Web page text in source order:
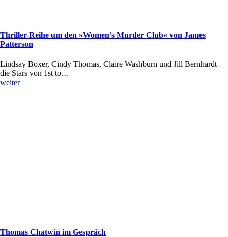
Thriller-Reihe um den »Women’s Murder Club« von James
Patterson
Lindsay Boxer, Cindy Thomas, Claire Washburn und Jill Bernhardt –
die Stars von 1st to…
weiter
Thomas Chatwin im Gespräch